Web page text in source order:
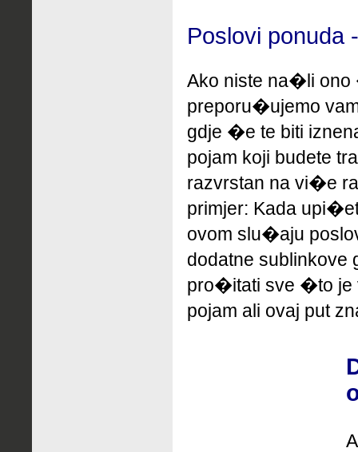
Poslovi
Ako niste na�li
preporu�ujemo
gdje �e te biti
pojam koji budete
razvrstan na vi�e
primjer: Kada
ovom slu�aju
dodatne
pro�itati sve �to je
pojam ali ovaj put